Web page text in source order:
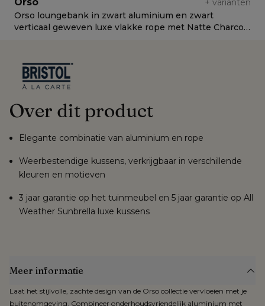
+ varianten
Orso loungebank in zwart aluminium en zwart
verticaal geweven luxe vlakke rope met Natte Charcoal
Over dit product
Elegante combinatie van aluminium en rope
Weerbestendige kussens, verkrijgbaar in verschillende
kleuren en motieven
3 jaar garantie op het tuinmeubel en 5 jaar garantie op All
Weather Sunbrella luxe kussens
Meer informatie
Laat het stijlvolle, zachte design van de Orso collectie vervloeien met je
buitenomgeving. Combineer onderhoudsvriendelijk aluminium met